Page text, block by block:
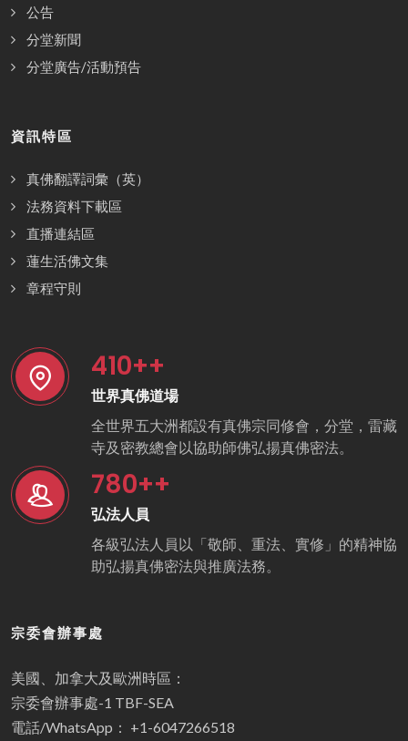
公告
分堂新聞
分堂廣告/活動預告
資訊特區
真佛翻譯詞彙（英）
法務資料下載區
直播連結區
蓮生活佛文集
章程守則
410++
世界真佛道場
全世界五大洲都設有真佛宗同修會，分堂，雷藏
寺及密教總會以協助師佛弘揚真佛密法。
780++
弘法人員
各級弘法人員以「敬師、重法、實修」的精神協
助弘揚真佛密法與推廣法務。
宗委會辦事處
美國、加拿大及歐洲時區：
宗委會辦事處-1 TBF-SEA
電話/WhatsApp： +1-6047266518